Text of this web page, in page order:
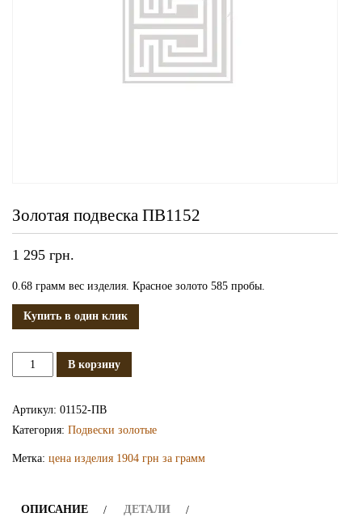
Золотая подвеска ПВ1152
1 295 грн.
0.68 грамм вес изделия. Красное золото 585 пробы.
Купить в один клик
КоличествоВ корзину
Артикул: 01152-ПВ
Категория: Подвески золотые
Метка: цена изделия 1904 грн за грамм
ОПИСАНИЕ ДЕТАЛИ